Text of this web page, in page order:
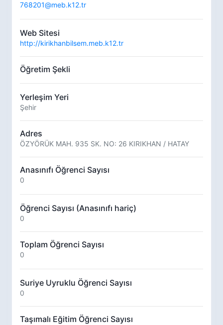
768201@meb.k12.tr
Web Sitesi
http://kirikhanbilsem.meb.k12.tr
Öğretim Şekli
Yerleşim Yeri
Şehir
Adres
ÖZYÖRÜK MAH. 935 SK. NO: 26 KIRIKHAN / HATAY
Anasınıfı Öğrenci Sayısı
0
Öğrenci Sayısı (Anasınıfı hariç)
0
Toplam Öğrenci Sayısı
0
Suriye Uyruklu Öğrenci Sayısı
0
Taşımalı Eğitim Öğrenci Sayısı